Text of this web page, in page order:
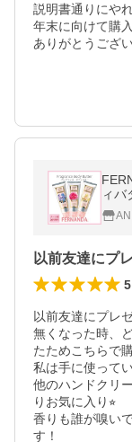
説明書通りにや
年末に向けて購
ありがとうござ
ィバ
マ
5
以前友達にプレ
無くなった時、
たためこちらで購
私は手に使って
他のハンドクリ
りお気に入り⭐︎
香りも誰が嗅い
す！